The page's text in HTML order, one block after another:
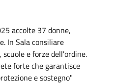
accolte 37 donne,
In Sala consiliare
e forze dell'ordine.
forte che garantisce
e sostegno"